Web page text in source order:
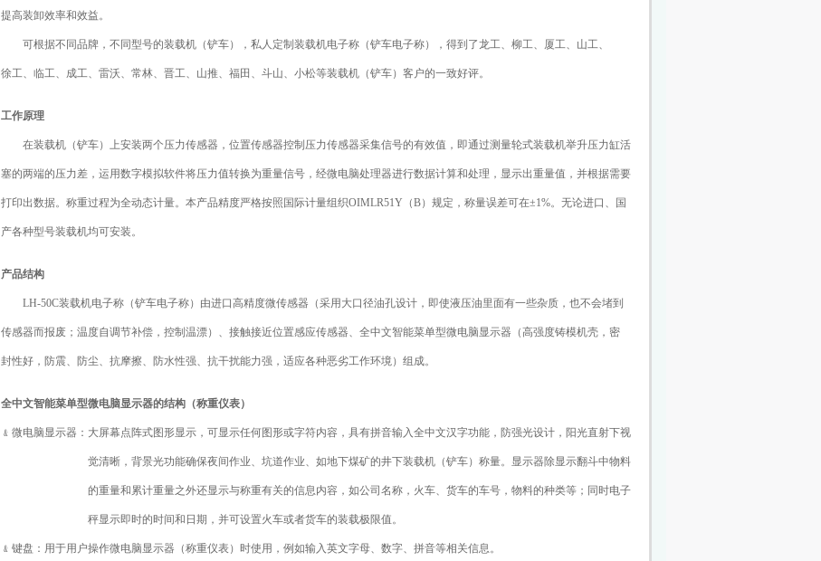
提高装卸效率和效益。
可根据不同品牌，不同型号的装载机（铲车），私人定制装载机电子称（铲车电子称），得到了龙工、柳工、厦工、山工、
徐工、临工、成工、雷沃、常林、晋工、山推、福田、斗山、小松等装载机（铲车）客户的一致好评。
工作原理
在装载机（铲车）上安装两个压力传感器，位置传感器控制压力传感器采集信号的有效值，即通过测量轮式装载机举升压力缸活
塞的两端的压力差，运用数字模拟软件将压力值转换为重量信号，经微电脑处理器进行数据计算和处理，显示出重量值，并根据需要
打印出数据。称重过程为全动态计量。本产品精度严格按照国际计量组织OIMLR51Y（B）规定，称量误差可在±1%。无论进口、国
产各种型号装载机均可安装。
产品结构
LH-50C装载机电子称（铲车电子称）由进口高精度微传感器（采用大口径油孔设计，即使液压油里面有一些杂质，也不会堵到
传感器而报废；温度自调节补偿，控制温漂）、接触接近位置感应传感器、全中文智能菜单型微电脑显示器（高强度铸模机壳，密
封性好，防震、防尘、抗摩擦、防水性强、抗干扰能力强，适应各种恶劣工作环境）组成。
全中文智能菜单型微电脑显示器的结构（称重仪表）
﹠微电脑显示器：大屏幕点阵式图形显示，可显示任何图形或字符内容，具有拼音输入全中文汉字功能，防强光设计，阳光直射下视
觉清晰，背景光功能确保夜间作业、坑道作业、如地下煤矿的井下装载机（铲车）称量。显示器除显示翻斗中物料
的重量和累计重量之外还显示与称重有关的信息内容，如公司名称，火车、货车的车号，物料的种类等；同时电子
秤显示即时的时间和日期，并可设置火车或者货车的装载极限值。
﹠键盘：用于用户操作微电脑显示器（称重仪表）时使用，例如输入英文字母、数字、拼音等相关信息。